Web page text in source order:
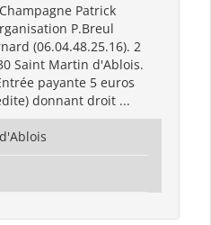
Patrick
P.Breul
(06.04.48.25.16). 2
Saint Martin d'Ablois.
payante 5 euros
donnant droit ...